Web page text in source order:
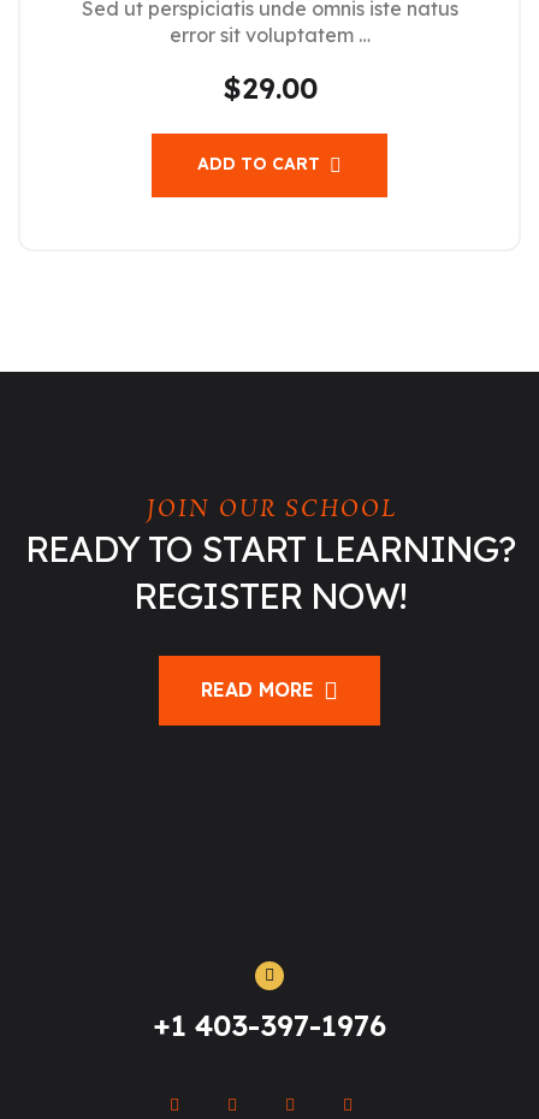
Sed ut perspiciatis unde omnis iste natus
error sit voluptatem …
$29.00
ADD TO CART
JOIN OUR SCHOOL
READY TO START LEARNING?
REGISTER NOW!
READ MORE
+1 403-397-1976